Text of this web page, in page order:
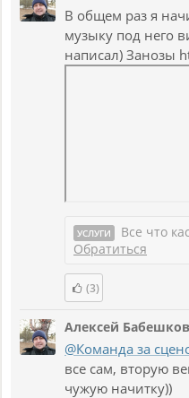
В общем раз я
музыку под него
написал) Занозы
УСЛУГИ
Все что
Обратиться
(3)
Алексей Бабешков
@Команда за
все сам, вторую
чужую начитку))